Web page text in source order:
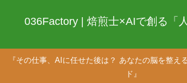
036Factory | 焙煎士×AIで創る「
『その仕事、AIに任せた後は？ あなたの脳を整え
ド』